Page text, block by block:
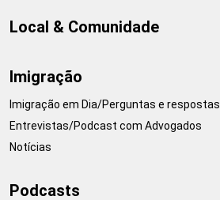
Local & Comunidade
Imigração
Imigração em Dia/Perguntas e respostas
Entrevistas/Podcast com Advogados
Notícias
Podcasts